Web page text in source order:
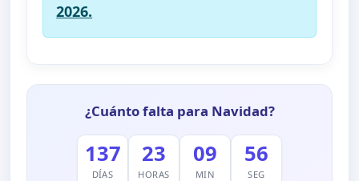
2026.
¿Cuánto falta para Navidad?
137
DÍAS
23
HORAS
09
MIN
56
SEG